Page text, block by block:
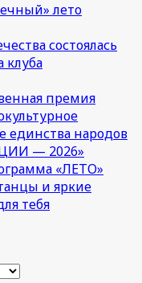
лето
состоялась
клуба
премия
единства народов
— 2026»
«ЛЕТО»
и яркие
тебя